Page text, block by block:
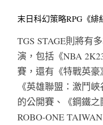
末日科幻策略RPG《
TGS STAGE則將有
演，包括《NBA
賽，還有《特戰英豪
《英雄聯盟：激鬥
的公開賽、《鋼鐵之
ROBO-ONE